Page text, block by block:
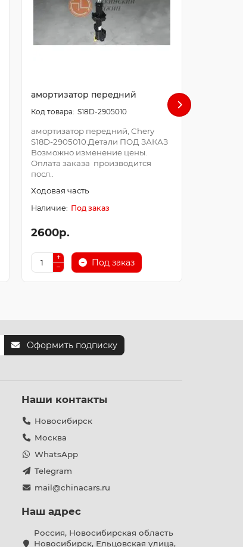
амортизатор передний
S18D-2905010
амортизатор передний, Chery
S18D-2905010.Детали ПОД ЗАКАЗ
Возможно изменение цены.
Оплата заказа производится
посл..
Ходовая часть
Под заказ
2600р.
Под заказ
Оформить подписку
Наши контакты
Новосибирск
Москва
WhatsApp
Telegram
mail@chinacars.ru
Наш адрес
Россия, Новосибирская область
Новосибирск, Ельцовская улица,